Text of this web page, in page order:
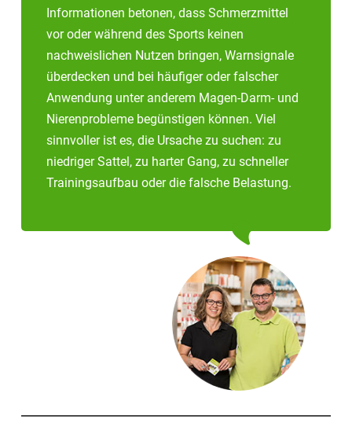
Informationen betonen, dass Schmerzmittel
vor oder während des Sports keinen
nachweislichen Nutzen bringen, Warnsignale
überdecken und bei häufiger oder falscher
Anwendung unter anderem Magen-Darm- und
Nierenprobleme begünstigen können. Viel
sinnvoller ist es, die Ursache zu suchen: zu
niedriger Sattel, zu harter Gang, zu schneller
Trainingsaufbau oder die falsche Belastung.